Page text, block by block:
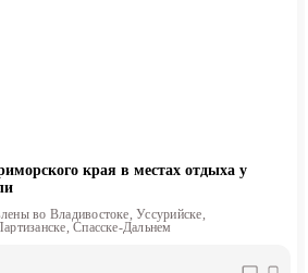
края в местах отдыха у
во Владивостоке, Уссурийске,
Спасске-Дальнем